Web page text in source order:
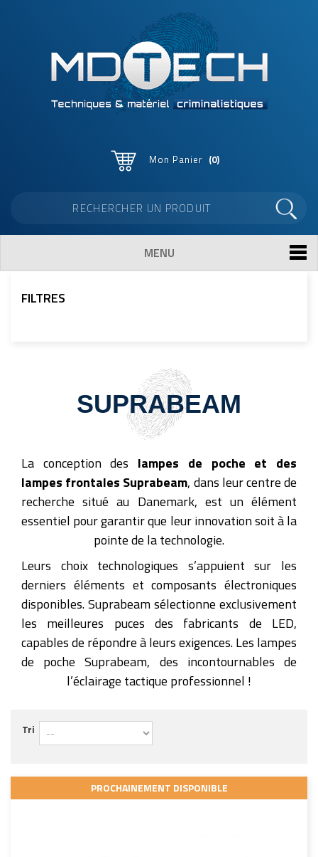
Mon Panier 0
MENU
FILTRES
SUPRABEAM
La conception des lampes de poche et des
lampes frontales Suprabeam, dans leur centre de
recherche situé au Danemark, est un élément
essentiel pour garantir que leur innovation soit à la
pointe de la technologie.
Leurs choix technologiques s’appuient sur les
derniers éléments et composants électroniques
disponibles. Suprabeam sélectionne exclusivement
les meilleures puces des fabricants de LED,
capables de répondre à leurs exigences. Les lampes
de poche Suprabeam, des incontournables de
l’éclairage tactique professionnel !
Tri
PROCHAINEMENT DISPONIBLE